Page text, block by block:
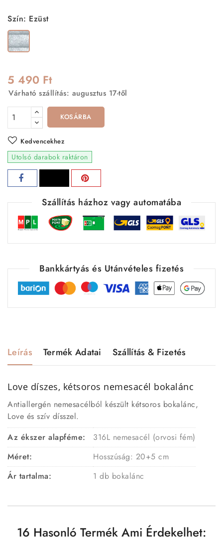
Szín: Ezüst
Ezüst
5 490 Ft
Várható szállítás: augusztus 17-től
KOSÁRBA
Kedvencekhez
Utolsó darabok raktáron
Szállítás házhoz vagy automatába
Bankkártyás és Utánvételes fizetés
Leírás Termék Adatai Szállítás & Fizetés
Love díszes, kétsoros nemesacél bokalánc
Antiallergén nemesacélból készült kétsoros bokalánc,
Love és szív dísszel.
Az ékszer alapféme:
316L nemesacél (orvosi fém)
Méret:
Hosszúság: 20+5 cm
Ár tartalma:
1 db bokalánc
16 Hasonló Termék Ami Érdekelhet: